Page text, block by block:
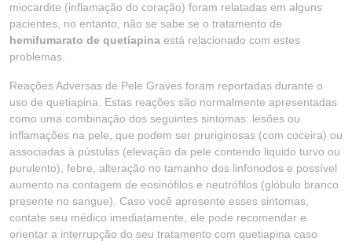
miocardite (inflamação do coração) foram relatadas em alguns
pacientes, no entanto, não se sabe se o tratamento de
hemifumarato de quetiapina está relacionado com estes
problemas.
Reações Adversas de Pele Graves foram reportadas durante o
uso de quetiapina. Estas reações são normalmente apresentadas
como uma combinação dos seguintes sintomas: lesões ou
inflamações na pele, que podem ser pruriginosas (com coceira) ou
associadas à pústulas (elevação da pele contendo liquido turvo ou
purulento), febre, alteração no tamanho dos linfonodos e possível
aumento na contagem de eosinófilos e neutrófilos (glóbulo branco
presente no sangue). Caso você apresente esses sintomas,
contate seu médico imediatamente, ele pode recomendar e
orientar a interrupção do seu tratamento com quetiapina caso